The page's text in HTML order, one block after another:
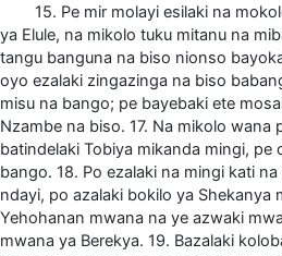
15. Pe mir molayi esilaki na
ya Elule, na mikolo tuku mitanu na
tangu banguna na biso nionso
oyo ezalaki zingazinga na biso
misu na bango; pe bayebaki ete
Nzambe na biso. 17. Na mikolo wana
batindelaki Tobiya mikanda mingi, pe
bango. 18. Po ezalaki na mingi kati
ndayi, po azalaki bokilo ya Shekanya
Yehohanan mwana na ye azwaki
mwana ya Berekya. 19. Bazalaki